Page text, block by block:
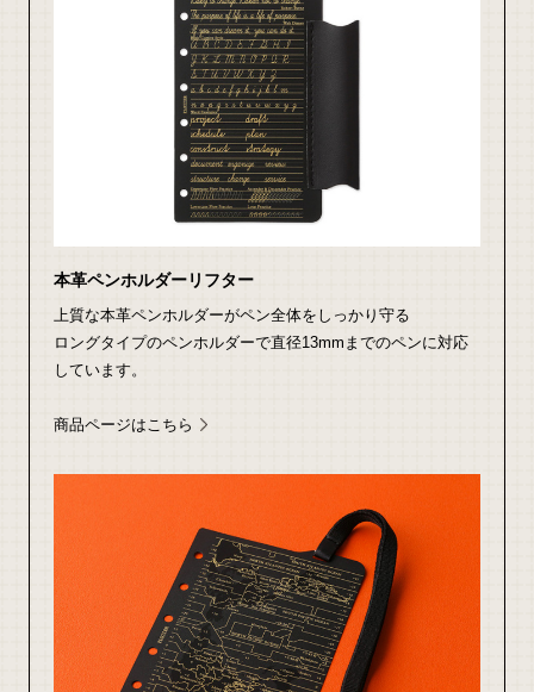
本革ペンホルダーリフター
上質な本革ペンホルダーがペン全体をしっかり守る
ロングタイプのペンホルダーで直径13mmまでのペンに対応
しています。
商品ページはこちら